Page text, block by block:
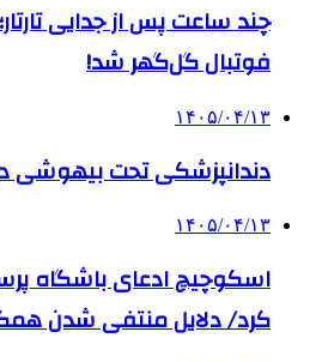
چند ساعت پس از جدایی
فوتبال گل‌گهر شد!
۱۴۰۵/۰۴/۱۳
دندانپزشکی تحت بیهوشی
۱۴۰۵/۰۴/۱۳
اسکوچیچ ادعای باشگاه
کرد/ دلایل منتفی شدن